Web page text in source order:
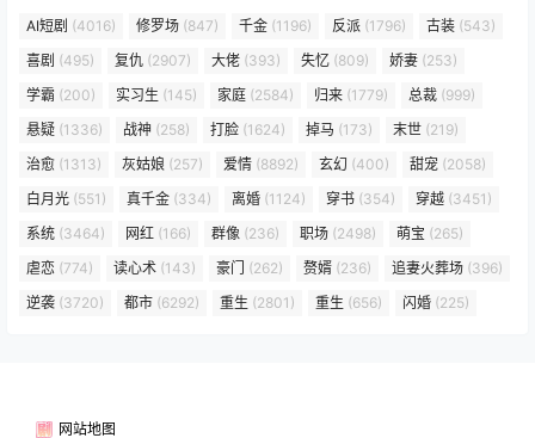
AI短剧 (4016) 修罗场 (847) 千金 (1196) 反派 (1796) 古装 (543)
喜剧 (495) 复仇 (2907) 大佬 (393) 失忆 (809) 娇妻 (253)
学霸 (200) 实习生 (145) 家庭 (2584) 归来 (1779) 总裁 (999)
悬疑 (1336) 战神 (258) 打脸 (1624) 掉马 (173) 末世 (219)
治愈 (1313) 灰姑娘 (257) 爱情 (8892) 玄幻 (400) 甜宠 (2058)
白月光 (551) 真千金 (334) 离婚 (1124) 穿书 (354) 穿越 (3451)
系统 (3464) 网红 (166) 群像 (236) 职场 (2498) 萌宝 (265)
虐恋 (774) 读心术 (143) 豪门 (262) 赘婿 (236) 追妻火葬场 (396)
逆袭 (3720) 都市 (6292) 重生 (2801) 重生 (656) 闪婚 (225)
网站地图